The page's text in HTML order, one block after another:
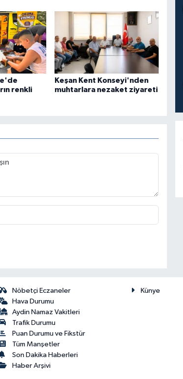
renkli
Keşan Kent Konseyi'nden
muhtarlara nezaket ziyareti
Nöbetçi Eczaneler
Hava Durumu
Aydin Namaz Vakitleri
Trafik Durumu
Puan Durumu ve Fikstür
Tüm Manşetler
Son Dakika Haberleri
Haber Arşivi
Künye